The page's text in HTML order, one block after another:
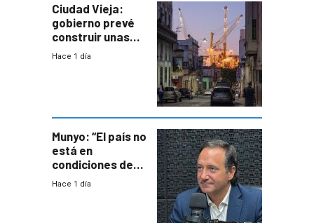
Ciudad Vieja:
gobierno prevé
construir unas
mil viviendas en
Hace 1 día
Munyo: “El país no
está en
condiciones de
enfrentar una
Hace 1 día